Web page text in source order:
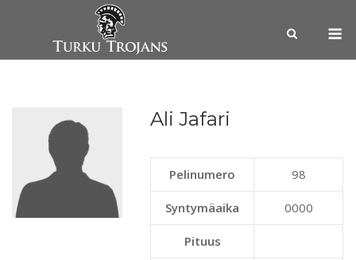
Ali Jafari
Pelinumero 98
Syntymäaika 0000
Pituus